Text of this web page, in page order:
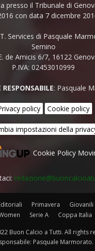
presso il Tribunale di
con data 7 dicembre
Services di Pasquale
Semino
de Amicis 6/7, 16122
P.IVA: 02453010999
RESPONSABILE: Pasquale
policy Cookie policy
impostazioni della
Cookie Policy
Primavera Giovanili
Serie A Coppa Italia
Buon Calcio a Tutti. All rights
Pasquale Marmorato.